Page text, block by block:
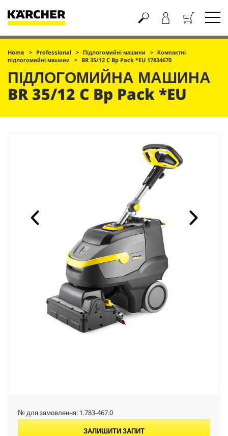
Кошик
Home Professional Підлогомийні машини
Компактні
підлогомийні машини
BR 35/12 C Bp Pack *EU 17834670
ПІДЛОГОМИЙНА МАШИНА
BR 35/12 C Bp Pack *EU
№ для замовлення: 1.783-467.0
ЗАЛИШИТИ ЗАПИТ